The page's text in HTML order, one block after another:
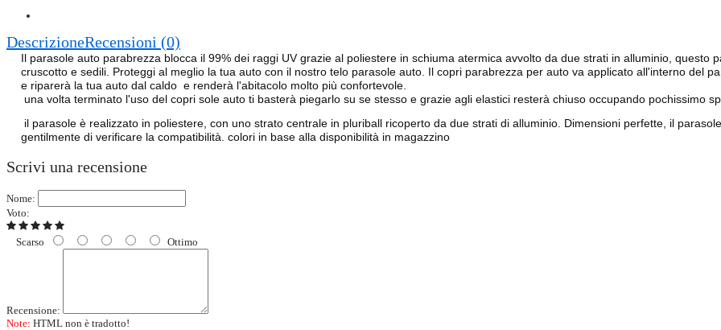
DescrizioneRecensioni (0)
Il parasole auto parabrezza blocca il 99% dei raggi UV grazie al poliestere in schiuma atermica avvolto da due strati in alluminio,
cruscotto e sedili. Proteggi al meglio la tua auto con il nostro telo parasole auto. Il copri parabrezza per auto va applicato all'interno del
e riparerà la tua auto dal caldo e renderà l'abitacolo molto più confortevole.
una volta terminato l'uso del copri sole auto ti basterà piegarlo su se stesso e grazie agli elastici resterà chiuso occupando pochissimo
il parasole è realizzato in poliestere, con uno strato centrale in pluriball ricoperto da due strati di alluminio. Dimensioni perfette, il
gentilmente di verificare la compatibilità. colori in base alla disponibilità in magazzino
Scrivi una recensione
Nome:
Voto:
Scarso Ottimo
Recensione:
Note: HTML non è tradotto!